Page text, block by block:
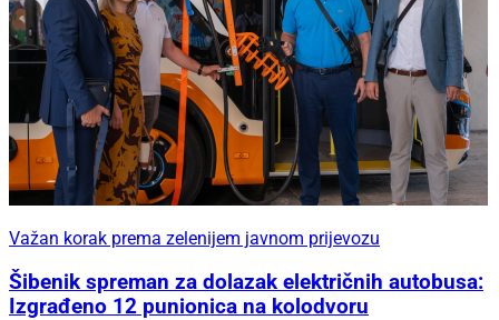
Važan korak prema zelenijem javnom prijevozu
Šibenik spreman za dolazak električnih autobusa:
Izgrađeno 12 punionica na kolodvoru